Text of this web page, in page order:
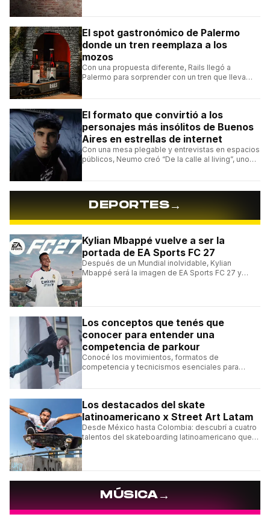
El spot gastronómico de Palermo
donde un tren reemplaza a los
mozos
Con una propuesta diferente, Rails llegó a
Palermo para sorprender con un tren que lleva
El formato que convirtió a los
personajes más insólitos de Buenos
Aires en estrellas de internet
Con una mesa plegable y entrevistas en espacios
públicos, Neumo creó “De la calle al living”, uno
DEPORTES→
Kylian Mbappé vuelve a ser la
portada de EA Sports FC 27
Después de un Mundial inolvidable, Kylian
Mbappé será la imagen de EA Sports FC 27 y
Los conceptos que tenés que
conocer para entender una
competencia de parkour
Conocé los movimientos, formatos de
competencia y tecnicismos esenciales para
Los destacados del skate
latinoamericano x Street Art Latam
Desde México hasta Colombia: descubrí a cuatro
talentos del skateboarding latinoamericano que
MÚSICA→